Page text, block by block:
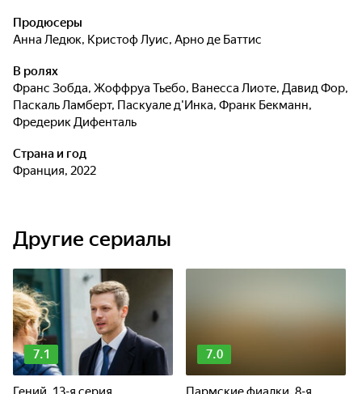
Продюсеры
Анна Ледюк, Кристоф Луис, Арно де Баттис
В ролях
Франс Зобда, Жоффруа Тьебо, Ванесса Лиоте, Давид Фор,
Паскаль Ламберт, Паскуале д'Инка, Франк Бекманн,
Фредерик Дифенталь
Страна и год
Франция, 2022
Другие сериалы
7.1 7.0